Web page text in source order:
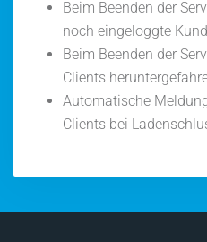
Beim Beenden der
noch eingeloggte
Beim Beenden der
Clients
Automatische
Clients bei